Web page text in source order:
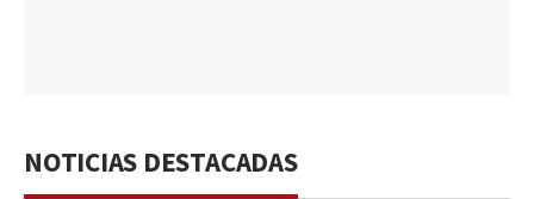
NOTICIAS DESTACADAS